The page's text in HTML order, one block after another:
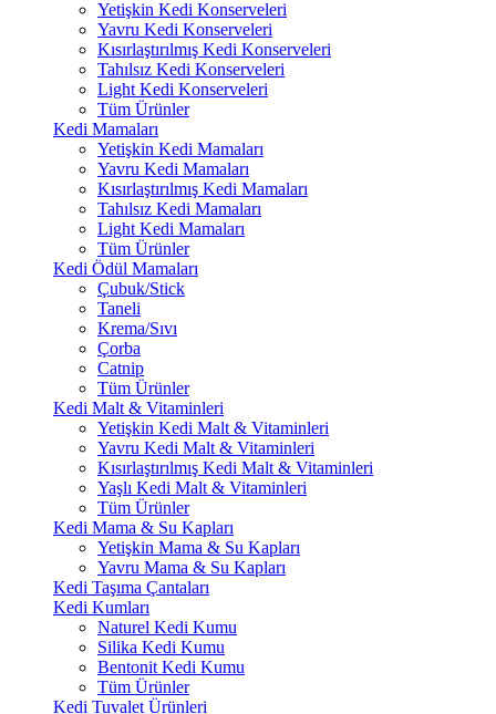
Yetişkin Kedi Konserveleri
Yavru Kedi Konserveleri
Kısırlaştırılmış Kedi Konserveleri
Tahılsız Kedi Konserveleri
Light Kedi Konserveleri
Tüm Ürünler
Kedi Mamaları
Yetişkin Kedi Mamaları
Yavru Kedi Mamaları
Kısırlaştırılmış Kedi Mamaları
Tahılsız Kedi Mamaları
Light Kedi Mamaları
Tüm Ürünler
Kedi Ödül Mamaları
Çubuk/Stick
Taneli
Krema/Sıvı
Çorba
Catnip
Tüm Ürünler
Kedi Malt & Vitaminleri
Yetişkin Kedi Malt & Vitaminleri
Yavru Kedi Malt & Vitaminleri
Kısırlaştırılmış Kedi Malt & Vitaminleri
Yaşlı Kedi Malt & Vitaminleri
Tüm Ürünler
Kedi Mama & Su Kapları
Yetişkin Mama & Su Kapları
Yavru Mama & Su Kapları
Kedi Taşıma Çantaları
Kedi Kumları
Naturel Kedi Kumu
Silika Kedi Kumu
Bentonit Kedi Kumu
Tüm Ürünler
Kedi Tuvalet Ürünleri